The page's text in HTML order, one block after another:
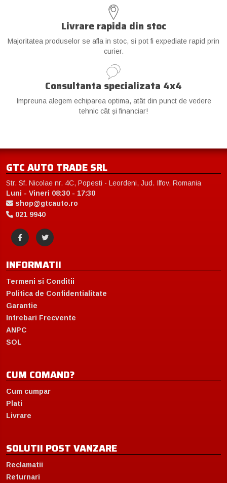
Livrare rapida din stoc
Majoritatea produselor se afla in stoc, si pot fi expediate rapid prin
curier.
Consultanta specializata 4x4
Impreuna alegem echiparea optima, atât din punct de vedere
tehnic cât și financiar!
GTC AUTO TRADE SRL
Str. Sf. Nicolae nr. 4C, Popesti - Leordeni, Jud. Ilfov, Romania
Luni - Vineri 08:30 - 17:30
shop@gtcauto.ro
021 9940
INFORMATII
Termeni si Conditii
Politica de Confidentialitate
Garantie
Intrebari Frecvente
ANPC
SOL
CUM COMAND?
Cum cumpar
Plati
Livrare
SOLUTII POST VANZARE
Reclamatii
Returnari